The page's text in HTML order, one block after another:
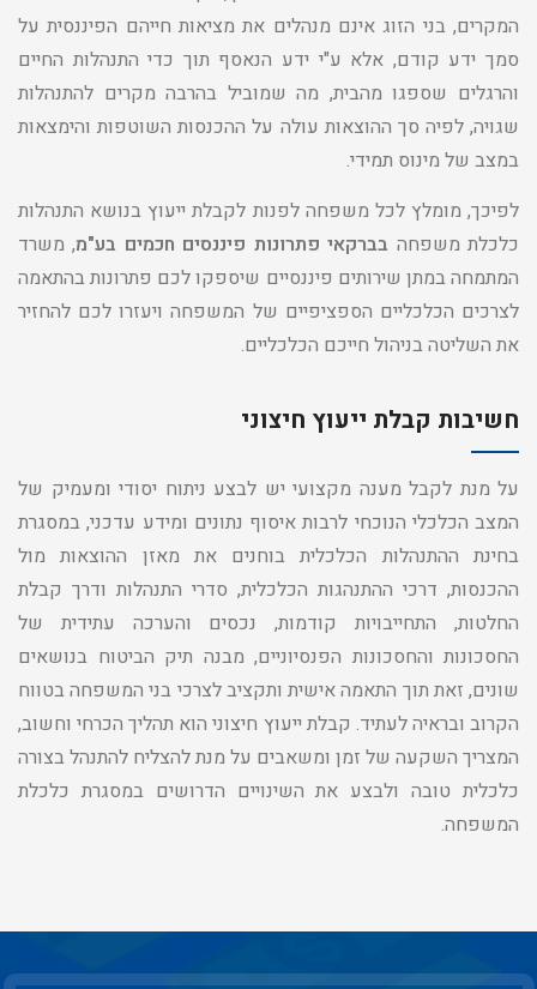
המקרים, בני הזוג אינם מנהלים את מציאות חייהם הפיננסית על
סמך ידע קודם, אלא ע"י ידע הנאסף תוך כדי התנהלות החיים
והרגלים שספגו מהבית, מה שמוביל בהרבה מקרים להתנהלות
שגויה, לפיה סך ההוצאות עולה על ההכנסות השוטפות והימצאות
במצב של מינוס תמידי.
לפיכך, מומלץ לכל משפחה לפנות לקבלת ייעוץ בנושא התנהלות
כלכלת משפחה בברקאי פתרונות פיננסים חכמים בע"מ, משרד
המתמחה במתן שירותים פיננסיים שיספקו לכם פתרונות בהתאמה
לצרכים הכלכליים הספציפיים של המשפחה ויעזרו לכם להחזיר
את השליטה בניהול חייכם הכלכליים.
חשיבות קבלת ייעוץ חיצוני
על מנת לקבל מענה מקצועי יש לבצע ניתוח יסודי ומעמיק של
המצב הכלכלי הנוכחי לרבות איסוף נתונים ומידע עדכני, במסגרת
בחינת ההתנהלות הכלכלית בוחנים את מאזן ההוצאות מול
ההכנסות, דרכי ההתנהגות הכלכלית, סדרי התנהלות ודרך קבלת
החלטות, התחייבויות קודמות, נכסים והערכה עתידית של
החסכונות והחסכונות הפנסיוניים, מבנה תיק הביטוח בנושאים
שונים, זאת תוך התאמה אישית ותקציב לצרכי בני המשפחה בטווח
הקרוב ובראיה לעתיד. קבלת ייעוץ חיצוני הוא תהליך הכרחי וחשוב,
המצריך השקעה של זמן ומשאבים על מנת להצליח להתנהל בצורה
כלכלית טובה ולבצע את השינויים הדרושים במסגרת כלכלת
המשפחה.